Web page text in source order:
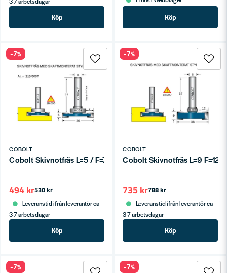
Köp Köp
COBOLT
Cobolt Skivnotfräs L=5 / F=7 D=36 S=8
530 kr
494 kr
Leveranstid ifrån leverantör ca
3-7 arbetsdagar
Köp
-7%
COBOLT
Cobolt Skivnotfräs L=9 F=12
788 kr
735 kr
Leveranstid ifrån leverantör ca
3-7 arbetsdagar
Köp
-7%
-7% -7%